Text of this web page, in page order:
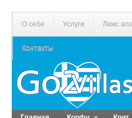
О себе Услуги Люкс
Контакты